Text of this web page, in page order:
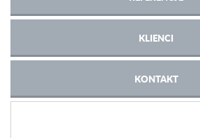
KLIENCI
KONTAKT